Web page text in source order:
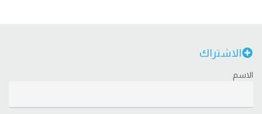
الاشتراك
الاسم